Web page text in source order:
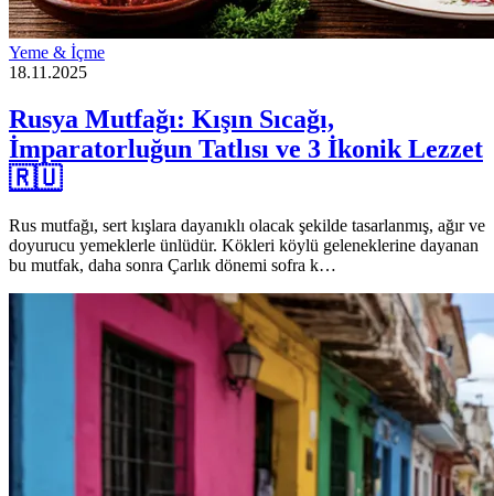
Yeme & İçme
18.11.2025
Rusya Mutfağı: Kışın Sıcağı,
İmparatorluğun Tatlısı ve 3 İkonik Lezzet
🇷🇺
Rus mutfağı, sert kışlara dayanıklı olacak şekilde tasarlanmış, ağır ve
doyurucu yemeklerle ünlüdür. Kökleri köylü geleneklerine dayanan
bu mutfak, daha sonra Çarlık dönemi sofra k…